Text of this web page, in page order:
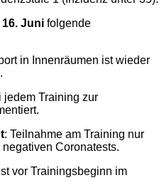
Juni folgende
in Innenräumen ist wieder
jedem Training zur
: Teilnahme am Training nur
Coronatests.
vor Trainingsbeginn im